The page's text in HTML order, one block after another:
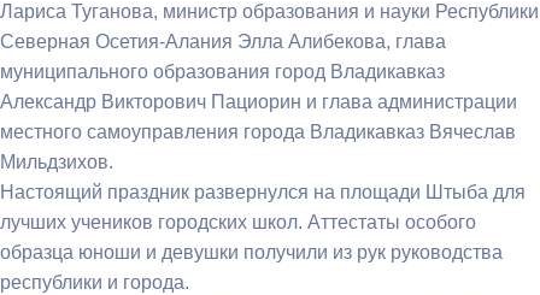
Лариса Туганова, министр образования и науки Республики
Северная Осетия-Алания Элла Алибекова, глава
муниципального образования город Владикавказ
Александр Викторович Пациорин и глава администрации
местного самоуправления города Владикавказ Вячеслав
Мильдзихов.
Настоящий праздник развернулся на площади Штыба для
лучших учеников городских школ. Аттестаты особого
образца юноши и девушки получили из рук руководства
республики и города.